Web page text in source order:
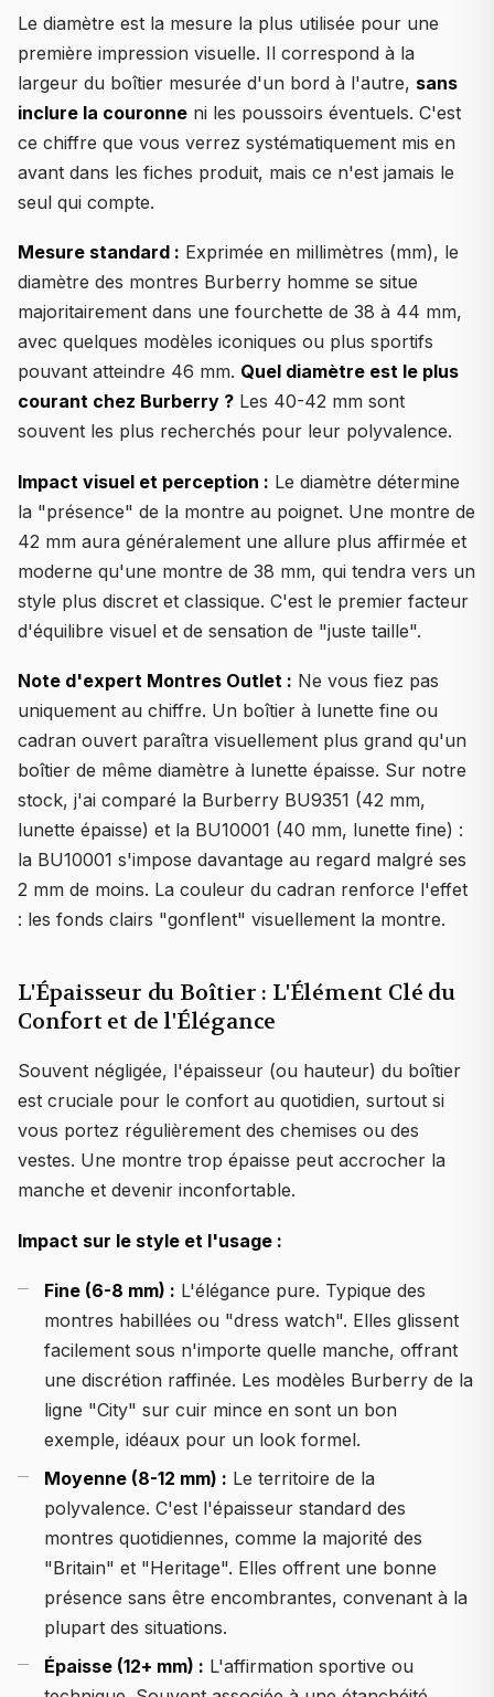
Le diamètre est la mesure la plus utilisée pour une
première impression visuelle. Il correspond à la
largeur du boîtier mesurée d'un bord à l'autre, sans
inclure la couronne ni les poussoirs éventuels. C'est
ce chiffre que vous verrez systématiquement mis en
avant dans les fiches produit, mais ce n'est jamais le
seul qui compte.
Mesure standard : Exprimée en millimètres (mm), le
diamètre des montres Burberry homme se situe
majoritairement dans une fourchette de 38 à 44 mm,
avec quelques modèles iconiques ou plus sportifs
pouvant atteindre 46 mm. Quel diamètre est le plus
courant chez Burberry ? Les 40-42 mm sont
souvent les plus recherchés pour leur polyvalence.
Impact visuel et perception : Le diamètre détermine
la "présence" de la montre au poignet. Une montre de
42 mm aura généralement une allure plus affirmée et
moderne qu'une montre de 38 mm, qui tendra vers un
style plus discret et classique. C'est le premier facteur
d'équilibre visuel et de sensation de "juste taille".
Note d'expert Montres Outlet : Ne vous fiez pas
uniquement au chiffre. Un boîtier à lunette fine ou
cadran ouvert paraîtra visuellement plus grand qu'un
boîtier de même diamètre à lunette épaisse. Sur notre
stock, j'ai comparé la Burberry BU9351 (42 mm,
lunette épaisse) et la BU10001 (40 mm, lunette fine) :
la BU10001 s'impose davantage au regard malgré ses
2 mm de moins. La couleur du cadran renforce l'effet
: les fonds clairs "gonflent" visuellement la montre.
L'Épaisseur du Boîtier : L'Élément Clé du
Confort et de l'Élégance
Souvent négligée, l'épaisseur (ou hauteur) du boîtier
est cruciale pour le confort au quotidien, surtout si
vous portez régulièrement des chemises ou des
vestes. Une montre trop épaisse peut accrocher la
manche et devenir inconfortable.
Impact sur le style et l'usage :
Fine (6-8 mm) : L'élégance pure. Typique des
montres habillées ou "dress watch". Elles glissent
facilement sous n'importe quelle manche, offrant
une discrétion raffinée. Les modèles Burberry de la
ligne "City" sur cuir mince en sont un bon
exemple, idéaux pour un look formel.
Moyenne (8-12 mm) : Le territoire de la
polyvalence. C'est l'épaisseur standard des
montres quotidiennes, comme la majorité des
"Britain" et "Heritage". Elles offrent une bonne
présence sans être encombrantes, convenant à la
plupart des situations.
Épaisse (12+ mm) : L'affirmation sportive ou